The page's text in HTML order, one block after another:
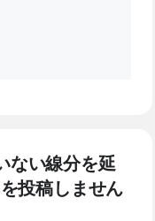
ない線分を延
投稿しません